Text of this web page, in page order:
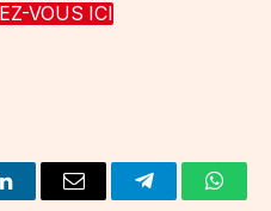
VOUS ICI
LinkedInEmail Telegram